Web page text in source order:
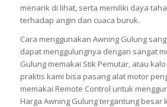
menarik di lihat, serta memiliki daya
terhadap angin dan cuaca buruk.
Cara menggunakan Awning Gulung
dapat menggulungnya dengan sangat
Gulung memakai Stik Pemutar, atau
praktis kami bisa pasang alat motor
memakai Remote Control untuk
Harga Awning Gulung tergantung besar